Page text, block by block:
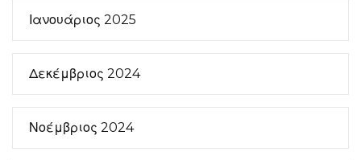
Ιανουάριος 2025
Δεκέμβριος 2024
Νοέμβριος 2024